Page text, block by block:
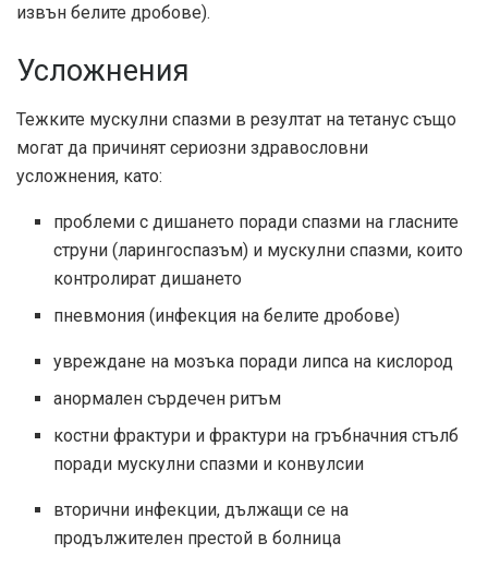
извън белите дробове).
Усложнения
Тежките мускулни спазми в резултат на тетанус също
могат да причинят сериозни здравословни
усложнения, като:
проблеми с дишането поради спазми на гласните
струни (ларингоспазъм) и мускулни спазми, които
контролират дишането
пневмония (инфекция на белите дробове)
увреждане на мозъка поради липса на кислород
анормален сърдечен ритъм
костни фрактури и фрактури на гръбначния стълб
поради мускулни спазми и конвулсии
вторични инфекции, дължащи се на
продължителен престой в болница